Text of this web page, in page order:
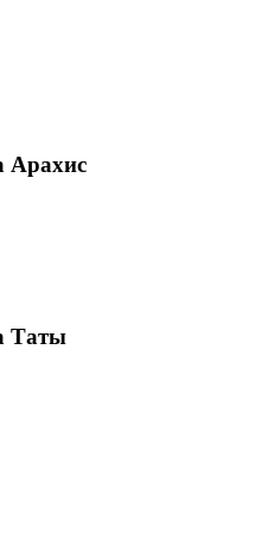
Арахис
Таты